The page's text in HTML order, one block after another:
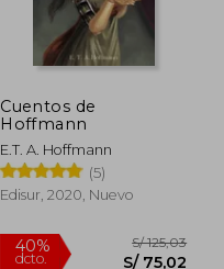
Cuentos de
Hoffmann
E.T. A. Hoffmann
(5)
Edisur, 2020, Nuevo